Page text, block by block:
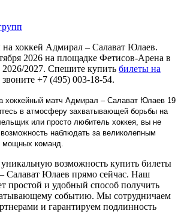
на хоккей Адмирал – Салават Юлаев.
2026 на площадке Фетисов-Арена в
2027. Спешите купить билеты на
+7 (495) 003-18-54.
хоккейный матч Адмирал – Салават Юлаев 19
в атмосферу захватывающей борьбы на
или просто любитель хоккея, вы не
возможность наблюдать за великолепным
мощных команд.
возможность купить билеты
Салават Юлаев прямо сейчас. Наш
простой и удобный способ получить
событию. Мы сотрудничаем
и гарантируем подлинность